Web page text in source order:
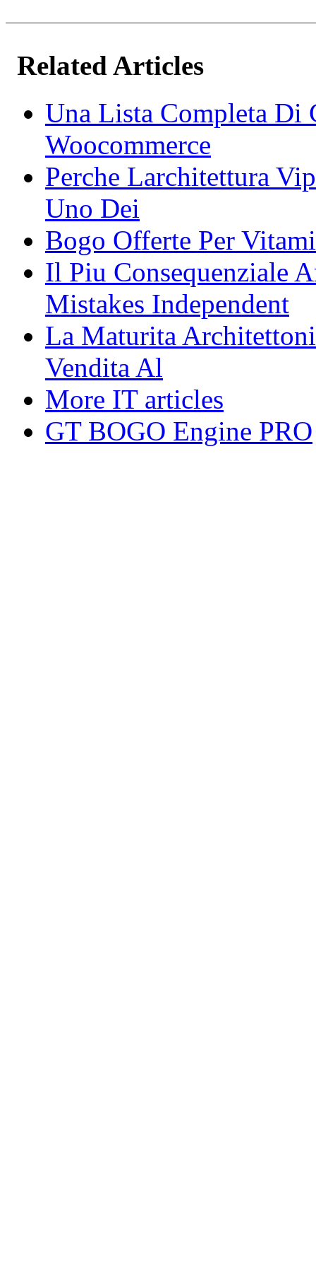
Related Articles
Una Lista Completa Di
Woocommerce
Perche Larchitettura
Uno Dei
Bogo Offerte Per
Il Piu Consequenziale
Mistakes Independent
La Maturita
Vendita Al
More IT articles
GT BOGO Engine PRO